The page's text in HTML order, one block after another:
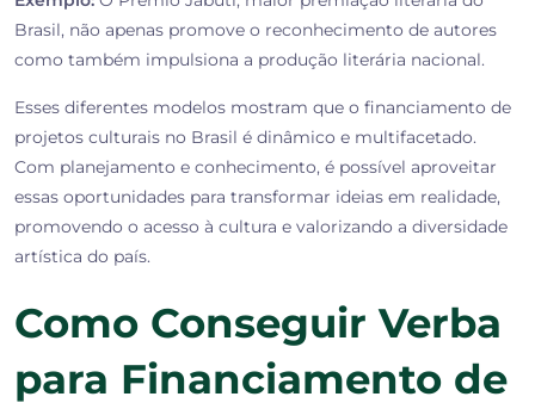
Brasil, não apenas promove o reconhecimento de autores
como também impulsiona a produção literária nacional.
Esses diferentes modelos mostram que o financiamento de
projetos culturais no Brasil é dinâmico e multifacetado.
Com planejamento e conhecimento, é possível aproveitar
essas oportunidades para transformar ideias em realidade,
promovendo o acesso à cultura e valorizando a diversidade
artística do país.
Como Conseguir Verba
para Financiamento de